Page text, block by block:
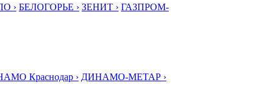
› БЕЛОГОРЬЕ › ЗЕНИТ › ГАЗПРОМ-
Краснодар › ДИНАМО-МЕТАР ›